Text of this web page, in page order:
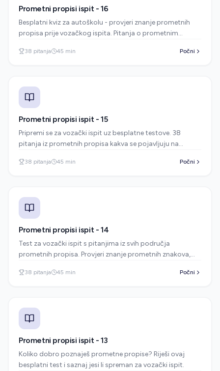
Prometni propisi ispit - 16
Besplatni kviz za autoškolu - provjeri znanje prometnih
propisa prije vozačkog ispita. Pitanja o prometnim
38 pitanja 45 min Počni
Prometni propisi ispit - 15
Pripremi se za vozački ispit uz besplatne testove. 38
pitanja iz prometnih propisa kakva se pojavljuju na
38 pitanja 45 min Počni
Prometni propisi ispit - 14
Test za vozački ispit s pitanjima iz svih područja
prometnih propisa. Provjeri znanje prometnih znakova,
38 pitanja 45 min Počni
Prometni propisi ispit - 13
Koliko dobro poznaješ prometne propise? Riješi ovaj
besplatni test i saznaj jesi li spreman za vozački ispit.